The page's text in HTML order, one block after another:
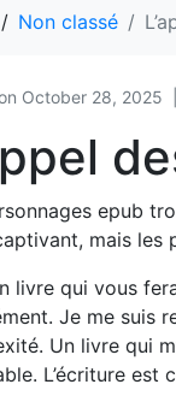
Non classé
October 28, 2025
epub
mais les
livre qui vous
Je me suis
Un livre qui
L’écriture